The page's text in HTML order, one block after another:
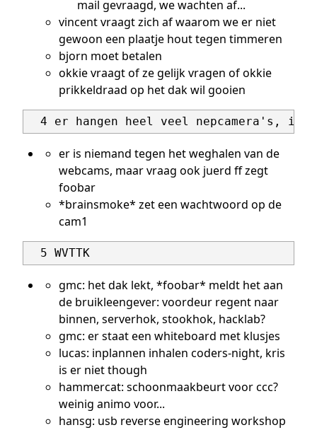
mail gevraagd, we wachten af...
vincent vraagt zich af waarom we er niet
gewoon een plaatje hout tegen timmeren
bjorn moet betalen
okkie vraagt of ze gelijk vragen of okkie
prikkeldraad op het dak wil gooien
er is niemand tegen het weghalen van de
webcams, maar vraag ook juerd ff zegt
foobar
*brainsmoke* zet een wachtwoord op de
cam1
gmc: het dak lekt, *foobar* meldt het aan
de bruikleengever: voordeur regent naar
binnen, serverhok, stookhok, hacklab?
gmc: er staat een whiteboard met klusjes
lucas: inplannen inhalen coders-night, kris
is er niet though
hammercat: schoonmaakbeurt voor ccc?
weinig animo voor...
hansg: usb reverse engineering workshop